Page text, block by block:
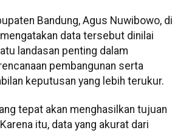
Bandung, Agus Nuwibowo, di
mengatakan data tersebut dinilai
landasan penting dalam
pembangunan serta
keputusan yang lebih terukur.
tepat akan menghasilkan tujuan
itu, data yang akurat dari